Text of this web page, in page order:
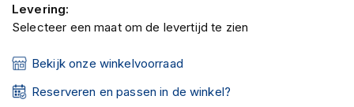
b
o
h
e
l
m
Levering:
Selecteer een maat om de levertijd te zien
Bekijk onze winkelvoorraad
Reserveren en passen in de winkel?